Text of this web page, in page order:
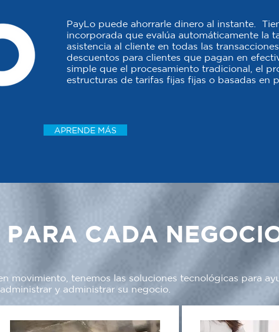
PayLo puede ahorrarle dinero al instante.
incorporada que evalúa automáticamente la
asistencia al cliente en todas las
descuentos para clientes que pagan en
simple que el procesamiento tradicional, el
estructuras de tarifas fijas fijas o basadas en
APRENDE MÁS
PARA CADA
movimiento, tenemos las soluciones tecnológicas para
administrar y administrar su negocio.